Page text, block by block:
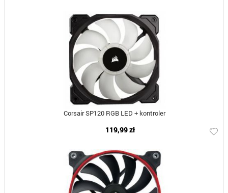
Corsair SP120 RGB LED + kontroler
119,99 zł